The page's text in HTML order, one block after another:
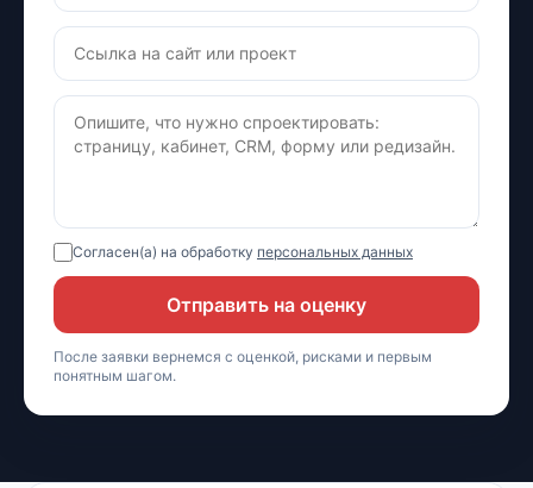
Согласен(а) на обработку персональных данных
Отправить на оценку
После заявки вернемся с оценкой, рисками и первым
понятным шагом.